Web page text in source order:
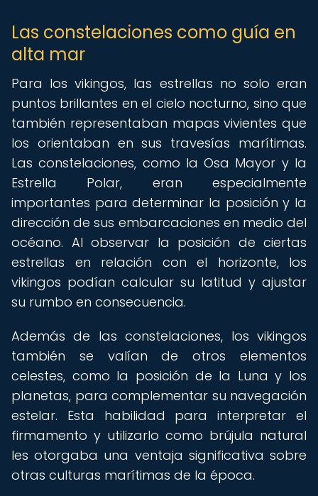
Las constelaciones como guía en
alta mar
Para los vikingos, las estrellas no solo eran
puntos brillantes en el cielo nocturno, sino que
también representaban mapas vivientes que
los orientaban en sus travesías marítimas.
Las constelaciones, como la Osa Mayor y la
Estrella Polar, eran especialmente
importantes para determinar la posición y la
dirección de sus embarcaciones en medio del
océano. Al observar la posición de ciertas
estrellas en relación con el horizonte, los
vikingos podían calcular su latitud y ajustar
su rumbo en consecuencia.
Además de las constelaciones, los vikingos
también se valían de otros elementos
celestes, como la posición de la Luna y los
planetas, para complementar su navegación
estelar. Esta habilidad para interpretar el
firmamento y utilizarlo como brújula natural
les otorgaba una ventaja significativa sobre
otras culturas marítimas de la época.